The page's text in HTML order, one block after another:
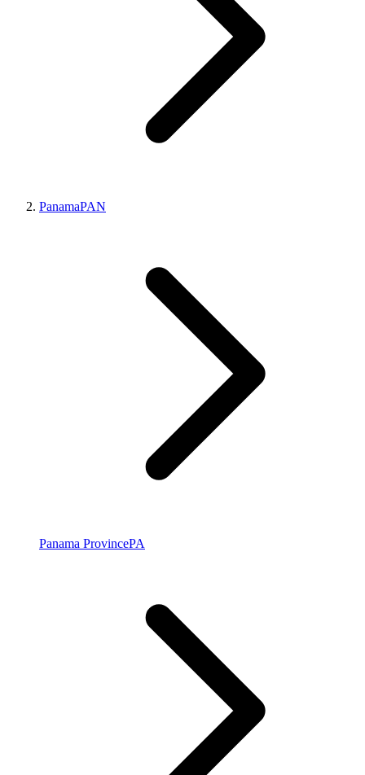
PanamaPAN
Panama ProvincePA